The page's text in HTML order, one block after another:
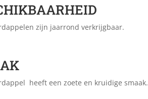
zijn jaarrond verkrijgbaar.
heeft een zoete en kruidige smaak.